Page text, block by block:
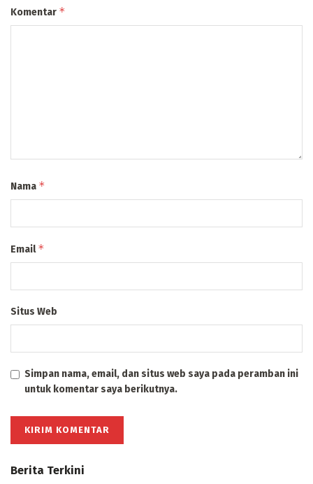
Komentar *
Nama *
Email*
Situs Web
Simpan nama, email, dan situs web saya pada peramban ini
untuk komentar saya berikutnya.
Berita Terkini